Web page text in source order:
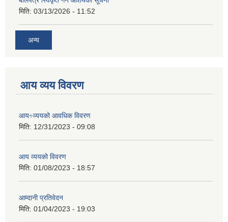
मिति: 03/13/2026 - 11:52
अन्य
आय व्यय विवरण
आय÷व्ययको आवधिक विवरण
मिति: 12/31/2023 - 09:08
आय व्ययको विवरण
मिति: 01/08/2023 - 18:57
आम्दानी प्रतिवेदन
मिति: 01/04/2023 - 19:03